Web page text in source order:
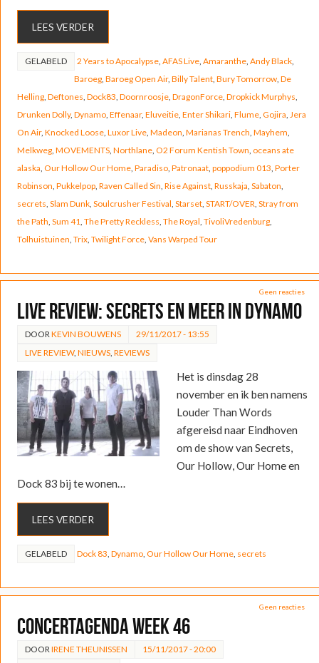
LEES VERDER
GELABELD 2 Years to Apocalypse, AFAS Live, Amaranthe, Andy Black,
Baroeg, Baroeg Open Air, Billy Talent, Bury Tomorrow, De
Helling, Deftones Dock83 Doornroosje, DragonForce, Dropkick Murphys
Drunken Dolly, Dynamo, Effenaar, Eluveitie, Enter Shikari, Flume, Gojira Jera
On Air, Knocked Loose, Luxor Live, Madeon Marianas Trench Mayhem
Melkweg, MOVEMENTS, Northlane, O2 Forum Kentish Town oceans ate
alaska Our Hollow Our Home, Paradiso, Patronaat, poppodium 013 Porter
Robinson Pukkelpop, Raven Called Sin Rise Against, Russkaja Sabaton
secrets Slam Dunk, Soulcrusher Festival Starset, START/OVER Stray from
the Path Sum 41 The Pretty Reckless The Royal TivoliVredenburg,
Tolhuistuinen Trix, Twilight Force, Vans Warped Tour
Geen reacties
LIVE REVIEW: Secrets en meer in Dynamo
DOOR KEVIN BOUWENS
29/11/2017 - 13:55
LIVE REVIEW, NIEUWS, REVIEWS
Het is dinsdag 28
november en ik ben namens
Louder Than Words
afgereisd naar Eindhoven
om de show van Secrets,
Our Hollow, Our Home en
Dock 83 bij te wonen…
LEES VERDER
GELABELD Dock 83 Dynamo, Our Hollow Our Home, secrets
Geen reacties
Concertagenda week 46
DOOR IRENE THEUNISSEN
15/11/2017 - 20:00